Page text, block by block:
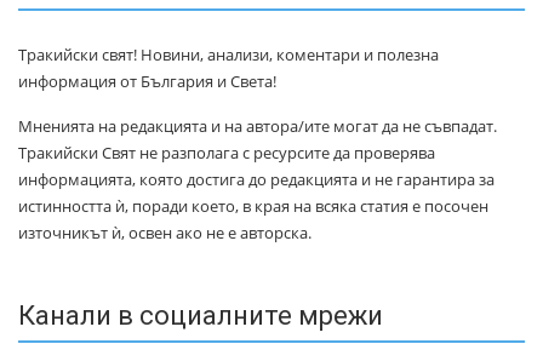
Тракийски свят! Новини, анализи, коментари и полезна
информация от България и Света!
Мненията на редакцията и на автора/ите могат да не съвпадат.
Тракийски Свят не разполага с ресурсите да проверява
информацията, която достига до редакцията и не гарантира за
истинността ѝ, поради което, в края на всяка статия е посочен
източникът ѝ, освен ако не е авторска.
Канали в социалните мрежи